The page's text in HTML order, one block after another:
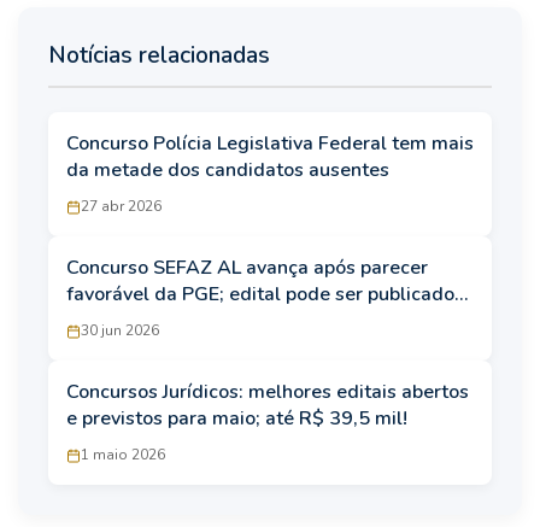
Notícias relacionadas
Concurso Polícia Legislativa Federal tem mais
da metade dos candidatos ausentes
27 abr 2026
Concurso SEFAZ AL avança após parecer
favorável da PGE; edital pode ser publicado
em breve
30 jun 2026
Concursos Jurídicos: melhores editais abertos
e previstos para maio; até R$ 39,5 mil!
1 maio 2026